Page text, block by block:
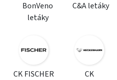
BonVeno
letáky
C&A letáky
CK FISCHER CK